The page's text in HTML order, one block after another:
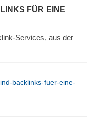
FÜR EINE
Services, aus der
backlinks-fuer-eine-